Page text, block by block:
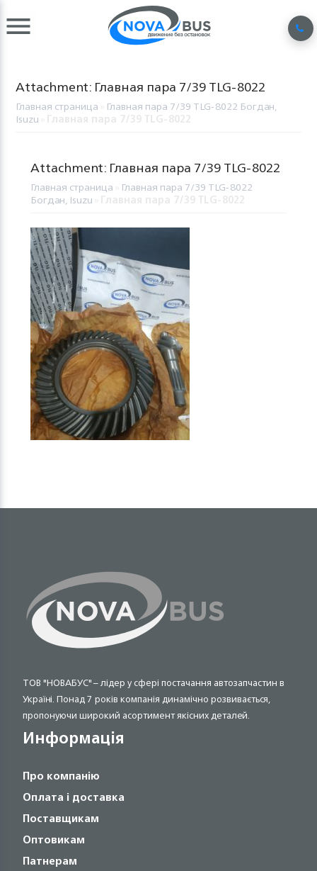
Attachment: Главная пара 7/39 TLG-8022
Главная страница Главная пара 7/39 TLG-8022 Богдан,
Isuzu
Attachment: Главная пара 7/39 TLG-8022
Главная страница Главная пара 7/39 TLG-8022
Богдан, Isuzu
ТОВ "НОВАБУС" – лідер у сфері постачання автозапчастин в
Україні. Понад 7 років компанія динамічно розвивається,
пропонуючи широкий асортимент якісних деталей.
Информація
Про компанію
Оплата і доставка
Поставщикам
Оптовикам
Патнерам